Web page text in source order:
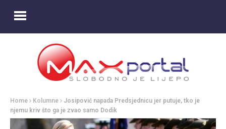
Home Kolumne
Josipović napada Predsjednicu jer putuje, tko je
njemu kriv što ga je zvao samo Dodik